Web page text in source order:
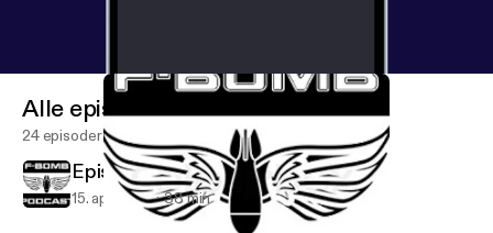
Alle episoder
24 episoder
Episode 12
15. apr. 2017 38 min